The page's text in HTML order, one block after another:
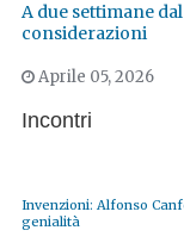
A due settimane
considerazioni
Aprile 05, 2026
Incontri
Invenzioni: Alfonso
genialità